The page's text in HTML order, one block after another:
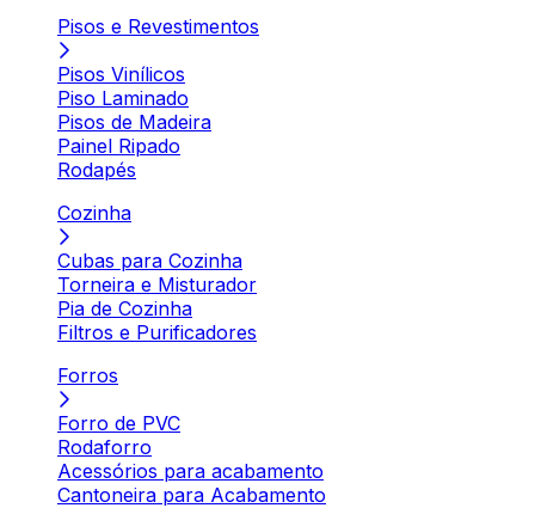
Pisos e Revestimentos
Pisos Vinílicos
Piso Laminado
Pisos de Madeira
Painel Ripado
Rodapés
Cozinha
Cubas para Cozinha
Torneira e Misturador
Pia de Cozinha
Filtros e Purificadores
Forros
Forro de PVC
Rodaforro
Acessórios para acabamento
Cantoneira para Acabamento